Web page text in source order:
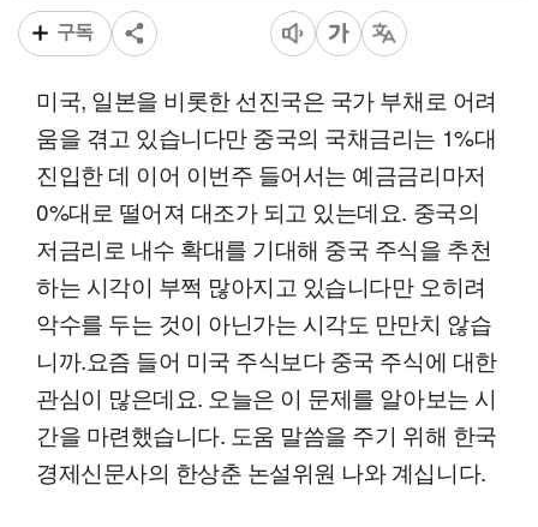
구독
미국, 일본을 비롯한 선진국은 국가 부채로 어려
움을 겪고 있습니다만 중국의 국채금리는 1%대
진입한 데 이어 이번주 들어서는 예금금리마저
0%대로 떨어져 대조가 되고 있는데요. 중국의
저금리로 내수 확대를 기대해 중국 주식을 추천
하는 시각이 부쩍 많아지고 있습니다만 오히려
악수를 두는 것이 아닌가는 시각도 만만치 않습
니까.요즘 들어 미국 주식보다 중국 주식에 대한
관심이 많은데요. 오늘은 이 문제를 알아보는 시
간을 마련했습니다. 도움 말씀을 주기 위해 한국
경제신문사의 한상춘 논설위원 나와 계십니다.